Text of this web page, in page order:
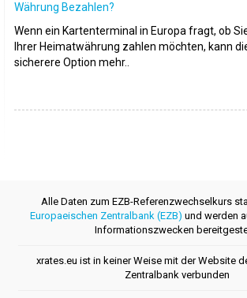
Währung Bezahlen?
Wenn ein Kartenterminal in Europa fragt, ob
Ihrer Heimatwährung zahlen möchten, kann
sicherere Option mehr..
Alle Daten zum EZB-Referenzwechselkurs
Europaeischen Zentralbank (EZB) und werden
Informationszwecken
xrates.eu ist in keiner Weise mit der Website
Zentralbank verbunden